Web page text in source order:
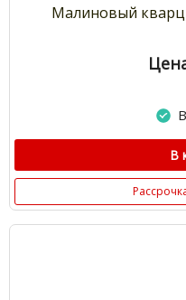
Малиновый
В